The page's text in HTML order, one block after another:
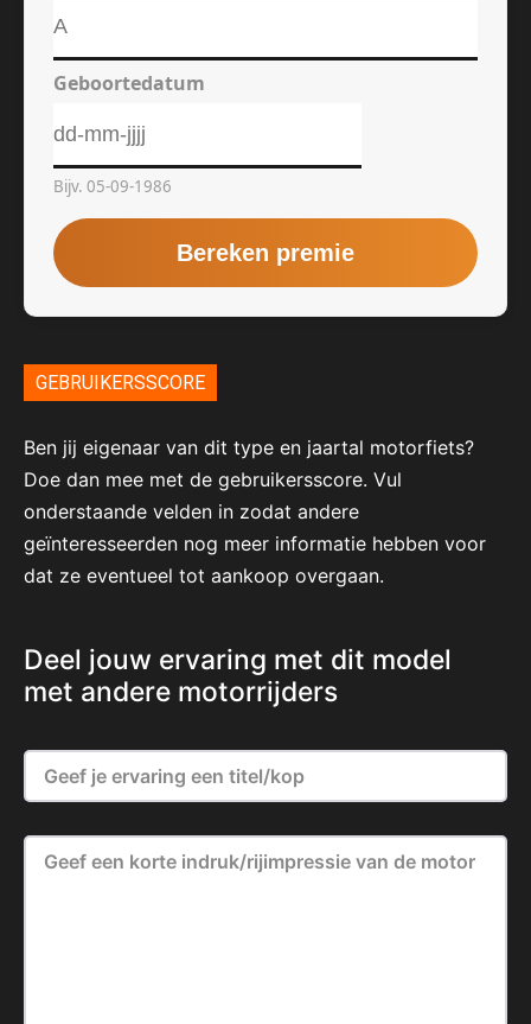
GEBRUIKERSSCORE
Ben jij eigenaar van dit type en jaartal motorfiets?
Doe dan mee met de gebruikersscore. Vul
onderstaande velden in zodat andere
geïnteresseerden nog meer informatie hebben voor
dat ze eventueel tot aankoop overgaan.
Deel jouw ervaring met dit model
met andere motorrijders